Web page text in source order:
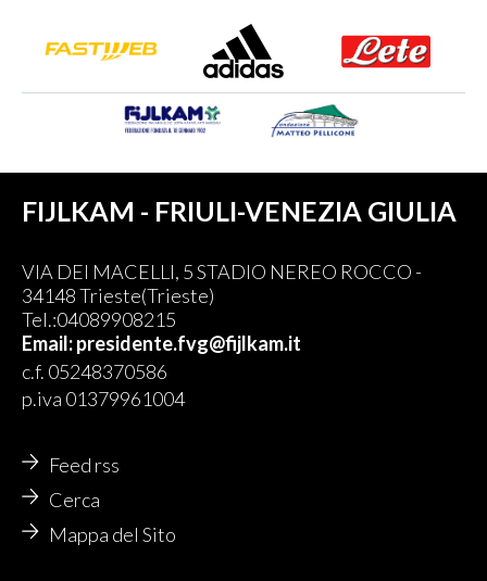
FIJLKAM - FRIULI-VENEZIA GIULIA
VIA DEI MACELLI, 5 STADIO NEREO ROCCO -
34148 Trieste(Trieste)
Tel.:04089908215
Email: presidente.fvg@fijlkam.it
c.f. 05248370586
p.iva 01379961004
Feed rss
Cerca
Mappa del Sito